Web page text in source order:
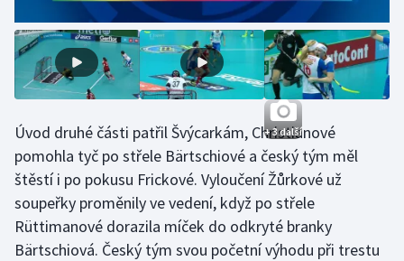
Rychlostní kanoistika
Short track
Stolní tenis
Triatlon
Veslování
+ 3 další
Úvod druhé části patřil Švýcarkám, Christianové
pomohla tyč po střele Bärtschiové a český tým měl
štěstí i po pokusu Frickové. Vyloučení Žůrkové už
soupeřky proměnily ve vedení, když po střele
Rüttimanové dorazila míček do odkryté branky
Bärtschiová. Český tým svou početní výhodu při trestu